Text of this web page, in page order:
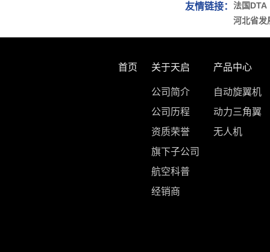
友情链接： 法国DTA
河北省发
首页 关于天启
公司简介
公司历程
资质荣誉
旗下子公司
航空科普
经销商
产品中心
自动旋翼机
动力三角翼
无人机